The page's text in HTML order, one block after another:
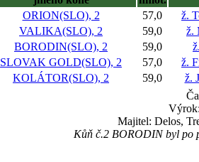
ORION(SLO), 2 57,0
ž.
VALIKA(SLO), 2 59,0
ž.
BORODIN(SLO), 2 59,0
SLOVAK GOLD(SLO), 2 57,0
ž.
KOLÁTOR(SLO), 2 59,0
ž.
Majitel: Delos,
Kůň č.2 BORODIN byl po